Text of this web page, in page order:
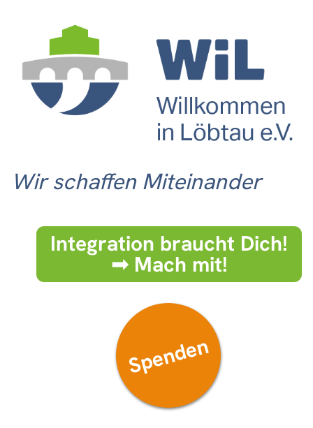
Wir schaffen Miteinander
Integration braucht Dich!
➟ Mach mit!
Spenden